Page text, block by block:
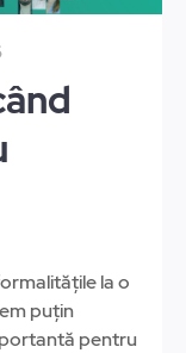
la o
puțin
pentru